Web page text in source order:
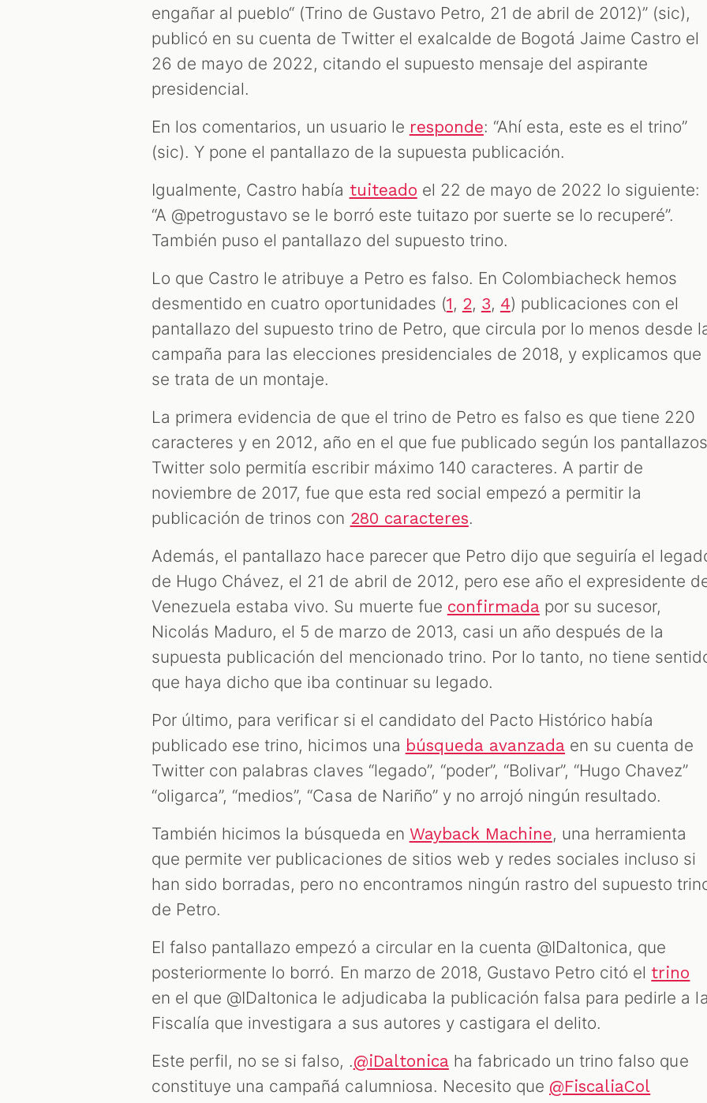
engañar al pueblo“ (Trino de Gustavo Petro, 21 de abril de 2012)” (sic),
publicó en su cuenta de Twitter el exalcalde de Bogotá Jaime Castro el
26 de mayo de 2022, citando el supuesto mensaje del aspirante
presidencial.
En los comentarios, un usuario le responde: “Ahí esta, este es el trino”
(sic). Y pone el pantallazo de la supuesta publicación.
Igualmente, Castro había tuiteado el 22 de mayo de 2022 lo siguiente:
“A @petrogustavo se le borró este tuitazo por suerte se lo recuperé”.
También puso el pantallazo del supuesto trino.
Lo que Castro le atribuye a Petro es falso. En Colombiacheck hemos
desmentido en cuatro oportunidades (1, 2, 3, 4) publicaciones con el
pantallazo del supuesto trino de Petro, que circula por lo menos desde
campaña para las elecciones presidenciales de 2018, y explicamos que
se trata de un montaje.
La primera evidencia de que el trino de Petro es falso es que tiene 220
caracteres y en 2012, año en el que fue publicado según los
Twitter solo permitía escribir máximo 140 caracteres. A partir de
noviembre de 2017, fue que esta red social empezó a permitir la
publicación de trinos con 280 caracteres.
Además, el pantallazo hace parecer que Petro dijo que seguiría el
de Hugo Chávez, el 21 de abril de 2012, pero ese año el expresidente
Venezuela estaba vivo. Su muerte fue confirmada por su sucesor,
Nicolás Maduro, el 5 de marzo de 2013, casi un año después de la
supuesta publicación del mencionado trino. Por lo tanto, no tiene
que haya dicho que iba continuar su legado.
Por último, para verificar si el candidato del Pacto Histórico había
publicado ese trino, hicimos una búsqueda avanzada en su cuenta de
Twitter con palabras claves “legado”, “poder”, “Bolivar”, “Hugo Chavez”
“oligarca”, “medios”, “Casa de Nariño” y no arrojó ningún resultado.
También hicimos la búsqueda en Wayback Machine, una herramienta
que permite ver publicaciones de sitios web y redes sociales incluso si
han sido borradas, pero no encontramos ningún rastro del supuesto
de Petro.
El falso pantallazo empezó a circular en la cuenta @IDaltonica, que
posteriormente lo borró. En marzo de 2018, Gustavo Petro citó el trino
en el que @IDaltonica le adjudicaba la publicación falsa para pedirle a
Fiscalía que investigara a sus autores y castigara el delito.
Este perfil, no se si falso, .@iDaltonicaha fabricado un trino falso que
constituye una campañá calumniosa. Necesito que @FiscaliaCol